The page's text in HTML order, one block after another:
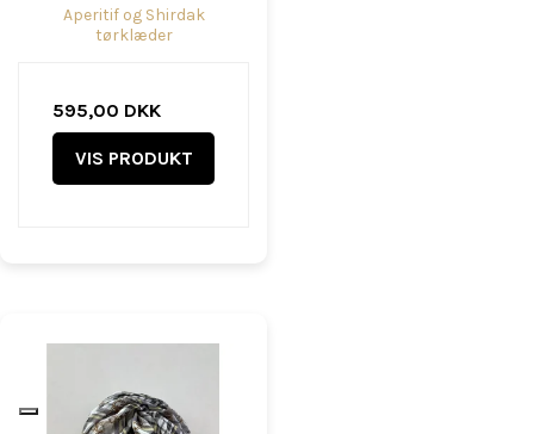
Aperitif og Shirdak
tørklæder
595,00 DKK
VIS PRODUKT